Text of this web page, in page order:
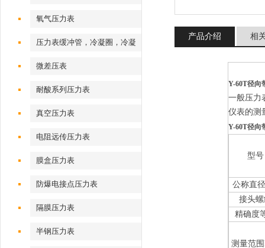
氧气压力表
压力表缓冲管，冷凝圈，冷凝
弯
微差压表
耐酸系列压力表
真空压力表
电阻远传压力表
膜盒压力表
防爆电接点压力表
隔膜压力表
半钢压力表
产品介绍 相
Y-60T径向
一般压力
仪表的测
Y-60T径向
型号
公称直
接头
精确度
测量范